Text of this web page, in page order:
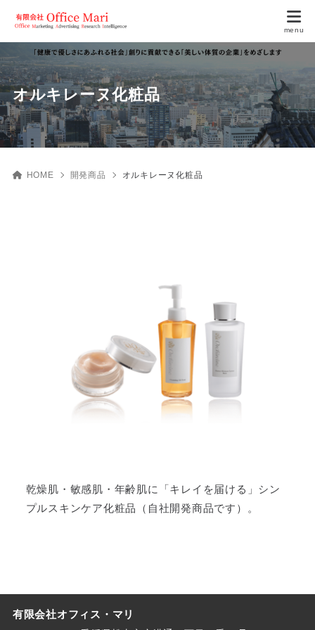
オルキレーヌ化粧品
HOME 開発商品 オルキレーヌ化粧品
乾燥肌・敏感肌・年齢肌に「キレイを届ける」シン
プルスキンケア化粧品（自社開発商品です）。
有限会社オフィス・マリ